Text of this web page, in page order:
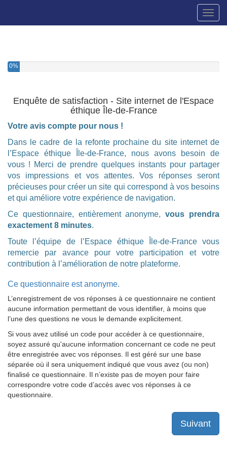
0%
Enquête de satisfaction - Site internet de l'Espace
éthique Île-de-France
Votre avis compte pour nous !
Dans le cadre de la refonte prochaine du site internet de
l’Espace éthique Île-de-France, nous avons besoin de
vous ! Merci de prendre quelques instants pour partager
vos impressions et vos attentes. Vos réponses seront
précieuses pour créer un site qui correspond à vos besoins
et qui améliore votre expérience de navigation.
Ce questionnaire, entièrement anonyme,vous prendra
exactement 8 minutes.
Toute l’équipe de l’Espace éthique Île-de-France vous
remercie par avance pour votre participation et votre
contribution à l’amélioration de notre plateforme.
Ce questionnaire est anonyme.
L’enregistrement de vos réponses à ce questionnaire ne contient
aucune information permettant de vous identifier, à moins que
l’une des questions ne vous le demande explicitement.
Si vous avez utilisé un code pour accéder à ce questionnaire,
soyez assuré qu'aucune information concernant ce code ne peut
être enregistrée avec vos réponses. Il est géré sur une base
séparée où il sera uniquement indiqué que vous avez (ou non)
finalisé ce questionnaire. Il n’existe pas de moyen pour faire
correspondre votre code d’accès avec vos réponses à ce
questionnaire.
Suivant